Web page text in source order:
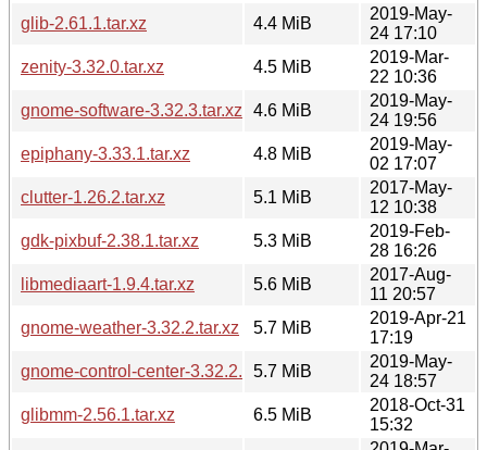
glib-2.61.1.tar.xz
4.4 MiB
2019-May-
24 17:10
zenity-3.32.0.tar.xz
4.5 MiB
2019-Mar-
22 10:36
gnome-software-3.32.3.tar.xz
4.6 MiB
2019-May-
24 19:56
epiphany-3.33.1.tar.xz
4.8 MiB
2019-May-
02 17:07
clutter-1.26.2.tar.xz
5.1 MiB
2017-May-
12 10:38
gdk-pixbuf-2.38.1.tar.xz
5.3 MiB
2019-Feb-
28 16:26
libmediaart-1.9.4.tar.xz
5.6 MiB
2017-Aug-
11 20:57
gnome-weather-3.32.2.tar.xz
5.7 MiB
2019-Apr-21
17:19
gnome-control-center-3.32.2.tar.xz5.7 MiB
2019-May-
24 18:57
glibmm-2.56.1.tar.xz
6.5 MiB
2018-Oct-31
15:32